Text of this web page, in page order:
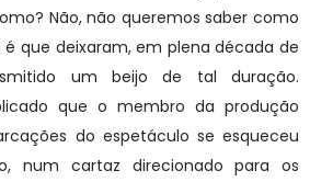
Não, não queremos saber como
que deixaram, em plena década de
um beijo de tal duração.
que o membro da produção
do espetáculo se esqueceu
num cartaz direcionado para os